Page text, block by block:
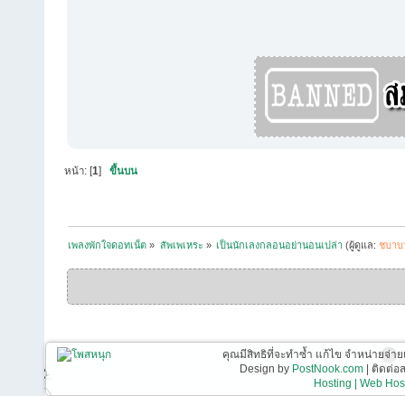
หน้า: [1 ]ขึ้นบน
เพลงพักใจดอทเน็ต » สัพเพเหระ » เป็นนักเลงกลอนอย่านอนเปล่า (ผู้ดูแล:ชบาบ
คุณมีสิทธิที่จะทำซ้ำ แก้ไข จำหน่ายจ่า
Design by PostNook.com| ติดต่อส
Hosting | Web